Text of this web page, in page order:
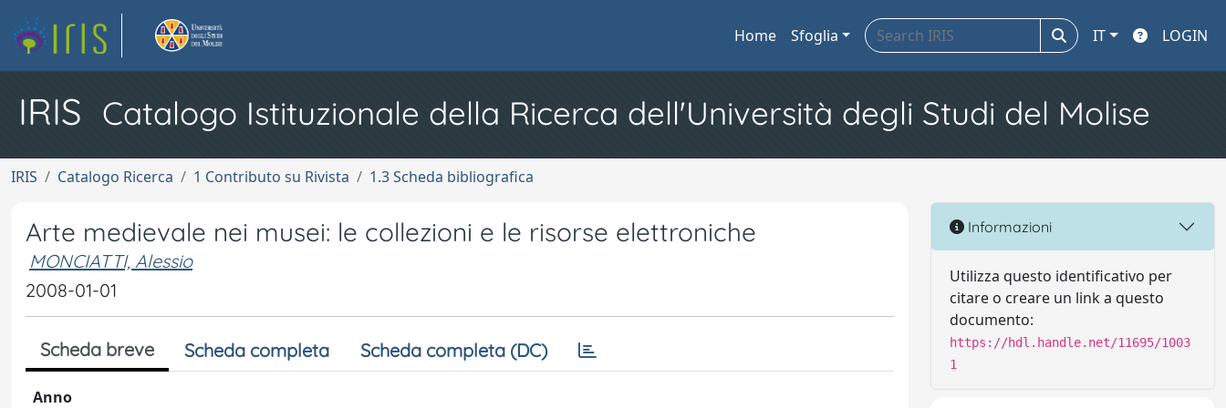
Home Sfoglia IT LOGIN
IRIS Catalogo Istituzionale della Ricerca dell'Università degli Studi del Molise
IRIS Catalogo Ricerca 1 Contributo su Rivista 1.3 Scheda bibliografica
Arte medievale nei musei: le collezioni e le risorse elettroniche
MONCIATTI, Alessio
2008-01-01
Scheda breve Scheda completa Scheda completa (DC)
Anno
Informazioni
Utilizza questo identificativo per
citare o creare un link a questo
documento:
https://hdl.handle.net/11695/1003
1